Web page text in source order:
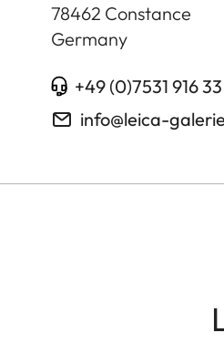
78462 Constance
Germany
+49 (0)7531 916
info@leica-